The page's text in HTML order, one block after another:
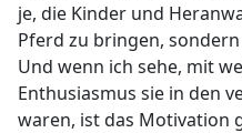
je, die Kinder und
Pferd zu bringen,
Und wenn ich sehe, mit
Enthusiasmus sie in den
waren, ist das Motivation